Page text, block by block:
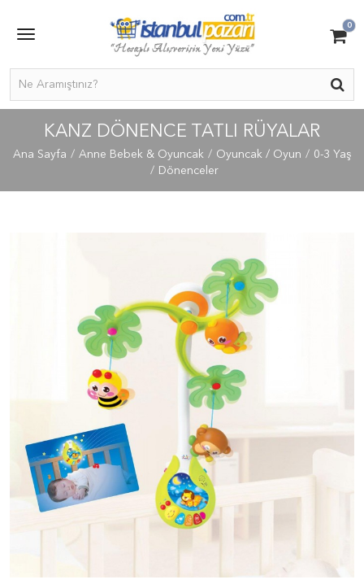
0
KANZ DÖNENCE TATLI RÜYALAR
Ana Sayfa Anne Bebek & Oyuncak Oyuncak / Oyun
0-3 Yaş
Dönenceler